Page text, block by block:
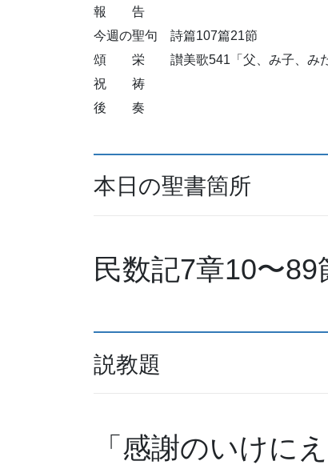
報 告
今週の聖句 詩篇107篇21節
頌 栄 讃美歌541「父、み子、みた
祝 祷
後 奏
本日の聖書箇所
民数記7章10〜89
説教題
「感謝のいけに